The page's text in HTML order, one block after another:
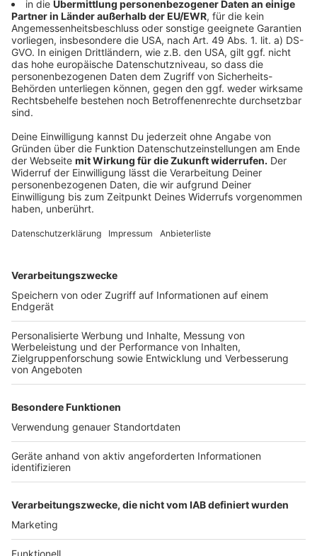
©picture alliance/dpa | Marcus Brandt
Anzeige
Vom 14. bis 24. November wird der
Kölner
Hauptbahnhoffast vollständig gesperrt. Sowohl
für den Fern- als auch Nahverkehr. Der Grund sind
Arbeiten für das neue elektronische Stellwerk der
Deutschen Bahn. Mit Ausnahme des RE 25
werden sämtliche Regionalzüge um den
Hauptbahnhof herumgeführt. Als Alternativen
Auf der Strecke der
Dezember 2025zwischen Düsseldorf-Unterrath
geben. Auf der Strecke finden diverse Arbeiten
statt, unter anderem muss in Hösel ein Erdrutsch
bereinigt werden.
Zudem gibt es regelmäßig Großbaustellen die auch mit
Ausfällen und Verzögerungen verbunden sind.Aktuelle
Infos dazu gibt es auf dieser Seite der Deutschen
Bahn oder beim ADAC.
Anzeige